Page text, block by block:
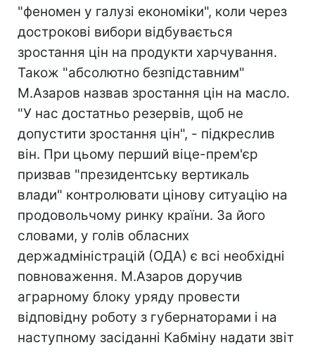
"феномен у галузі економіки", коли через
дострокові вибори відбувається
зростання цін на продукти харчування.
Також "абсолютно безпідставним"
М.Азаров назвав зростання цін на масло.
"У нас достатньо резервів, щоб не
допустити зростання цін", - підкреслив
він. При цьому перший віце-прем'єр
призвав "президентську вертикаль
влади" контролювати цінову ситуацію на
продовольчому ринку країни. За його
словами, у голів обласних
держадміністрацій (ОДА) є всі необхідні
повноваження. М.Азаров доручив
аграрному блоку уряду провести
відповідну роботу з губернаторами і на
наступному засіданні Кабміну надати звіт